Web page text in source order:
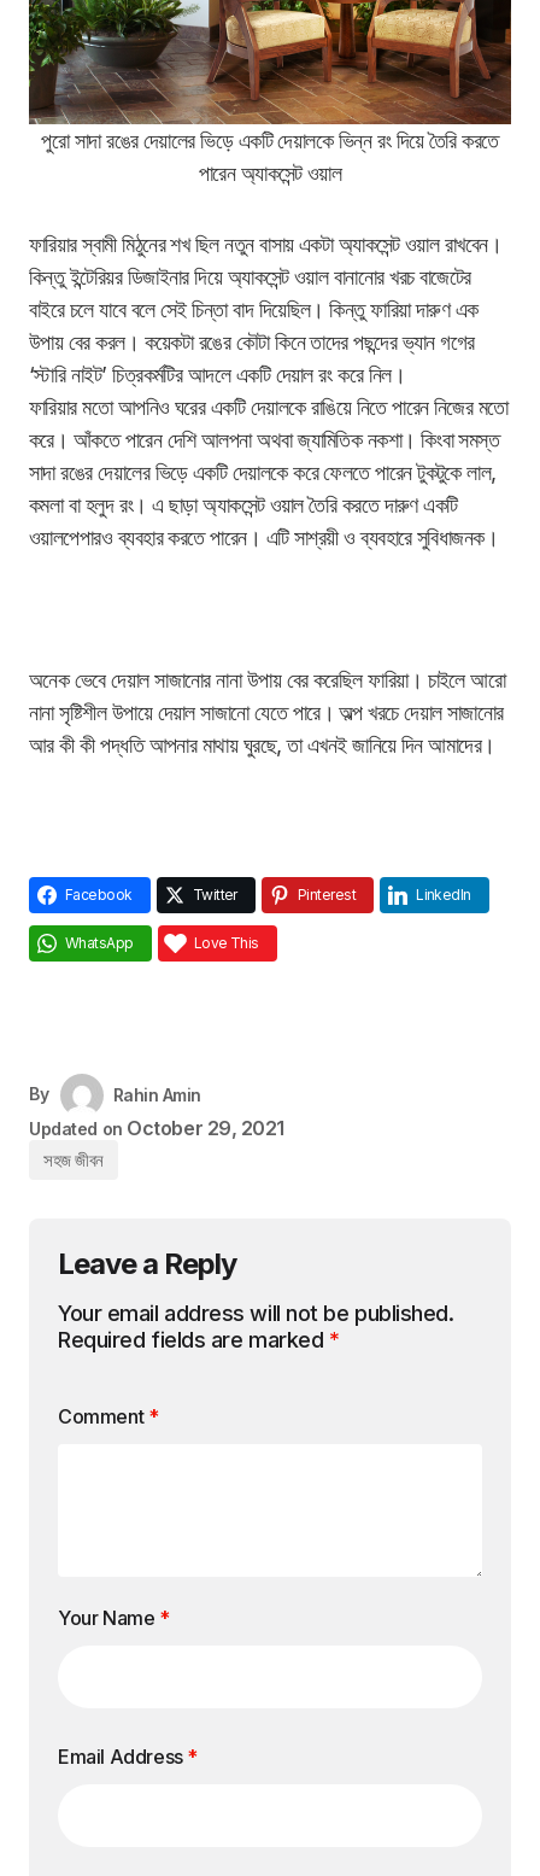
পুরো সাদা রঙের দেয়ালের ভিড়ে একটি দেয়ালকে ভিন্ন রং দিয়ে তৈরি করতে
পারেন অ্যাকসেন্ট ওয়াল
ফারিয়ার স্বামী মিঠুনের শখ ছিল নতুন বাসায় একটা অ্যাকসেন্ট ওয়াল রাখবেন।
কিন্তু ইন্টেরিয়র ডিজাইনার দিয়ে অ্যাকসেন্ট ওয়াল বানানোর খরচ বাজেটের
বাইরে চলে যাবে বলে সেই চিন্তা বাদ দিয়েছিল। কিন্তু ফারিয়া দারুণ এক
উপায় বের করল। কয়েকটা রঙের কৌটা কিনে তাদের পছন্দের ভ্যান গগের
‘স্টারি নাইট’ চিত্রকর্মটির আদলে একটি দেয়াল রং করে নিল।
ফারিয়ার মতো আপনিও ঘরের একটি দেয়ালকে রাঙিয়ে নিতে পারেন নিজের মতো
করে। আঁকতে পারেন দেশি আলপনা অথবা জ্যামিতিক নকশা। কিংবা সমস্ত
সাদা রঙের দেয়ালের ভিড়ে একটি দেয়ালকে করে ফেলতে পারেন টুকটুকে লাল,
কমলা বা হলুদ রং। এ ছাড়া অ্যাকসেন্ট ওয়াল তৈরি করতে দারুণ একটি
ওয়ালপেপারও ব্যবহার করতে পারেন। এটি সাশ্রয়ী ও ব্যবহারে সুবিধাজনক।
অনেক ভেবে দেয়াল সাজানোর নানা উপায় বের করেছিল ফারিয়া। চাইলে আরো
নানা সৃষ্টিশীল উপায়ে দেয়াল সাজানো যেতে পারে। অল্প খরচে দেয়াল সাজানোর
আর কী কী পদ্ধতি আপনার মাথায় ঘুরছে, তা এখনই জানিয়ে দিন আমাদের।
Facebook Twitter Pinterest LinkedIn
WhatsApp Love This
By
Rahin Amin
Updated on October 29, 2021
সহজ জীবন
Leave a Reply
Your email address will not be published.
Required fields are marked *
Comment *
Your Name *
Email Address *